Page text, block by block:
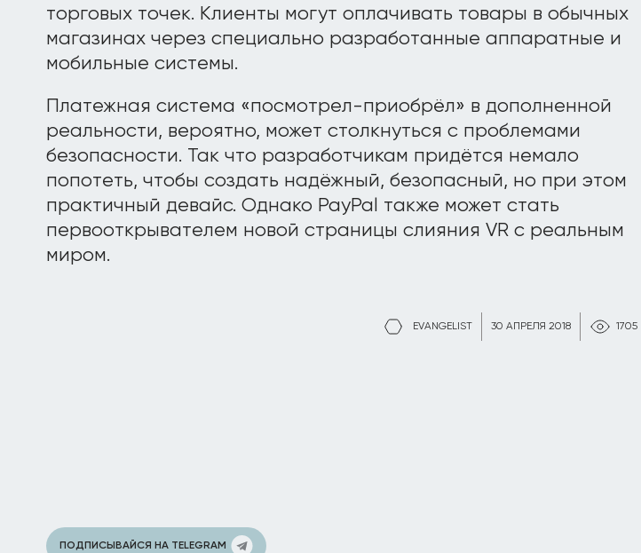
EVANGELIST 30 АПРЕЛЯ 2018 1705
торговых точек. Клиенты могут оплачивать товары в обычных
магазинах через специально разработанные аппаратные и
мобильные системы.
Платежная система «посмотрел-приобрёл» в дополненной
реальности, вероятно, может столкнуться с проблемами
безопасности. Так что разработчикам придётся немало
попотеть, чтобы создать надёжный, безопасный, но при этом
практичный девайс. Однако PayPal также может стать
первооткрывателем новой страницы слияния VR с реальным
миром.
ПОДПИСЫВАЙСЯ НА TELEGRAM